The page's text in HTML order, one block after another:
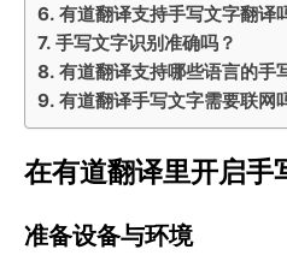
有道翻译支持手写文字翻译
手写文字识别准确吗？
有道翻译支持哪些语言的手
有道翻译手写文字需要联网
在有道翻译里开启手
准备设备与环境